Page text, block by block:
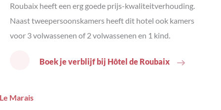
Roubaix heeft een erg goede prijs-kwaliteitverhouding.
Naast tweepersoonskamers heeft dit hotel ook kamers
voor 3 volwassenen of 2 volwassenen en 1 kind.
Boek je verblijf bij Hôtel de Roubaix